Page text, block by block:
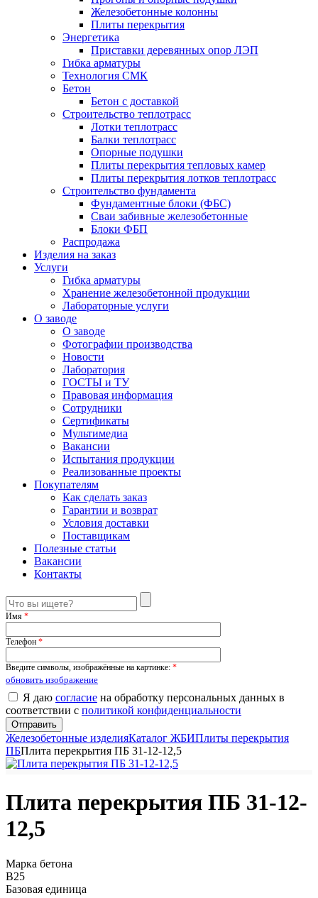
Железобетонные колонны
Плиты перекрытия
Энергетика
Приставки деревянных опор ЛЭП
Гибка арматуры
Технология СМК
Бетон
Бетон с доставкой
Строительство теплотрасс
Лотки теплотрасс
Балки теплотрасс
Опорные подушки
Плиты перекрытия тепловых камер
Плиты перекрытия лотков теплотрасс
Строительство фундамента
Фундаментные блоки (ФБС)
Сваи забивные железобетонные
Блоки ФБП
Распродажа
Изделия на заказ
Услуги
Гибка арматуры
Хранение железобетонной продукции
Лабораторные услуги
О заводе
О заводе
Фотографии производства
Новости
Лаборатория
ГОСТЫ и ТУ
Правовая информация
Сотрудники
Сертификаты
Мультимедиа
Вакансии
Испытания продукции
Реализованные проекты
Покупателям
Как сделать заказ
Гарантии и возврат
Условия доставки
Поставщикам
Полезные статьи
Вакансии
Контакты
Имя *
Телефон *
Введите символы, изображённые на картинке: *
обновить изображение
Я даю согласие на обработку персональных данных в
соответствии с политикой конфиденциальности
Железобетонные изделияКаталог ЖБИПлиты перекрытия
ПБПлита перекрытия ПБ 31-12-12,5
Плита перекрытия ПБ 31-12-
12,5
Марка бетона
B25
Базовая единица